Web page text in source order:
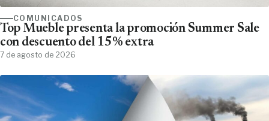
COMUNICADOS
Top Mueble presenta la promoción Summer Sale
con descuento del 15% extra
7 de agosto de 2026